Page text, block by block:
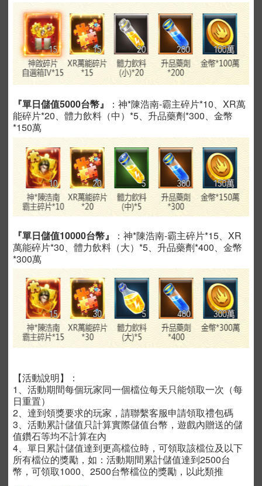
『單日儲值5000台幣』
：神*陳浩南-霸主碎片*10、XR萬
能碎片*20、體力飲料（中）*5、升品藥劑*300、金幣
*150萬
『單日儲值10000台幣』
：神*陳浩南-霸主碎片*15、XR
萬能碎片*30、體力飲料（大）*5、升品藥劑*400、金幣
*300萬
【活動說明】：
1、活動期間每個玩家同一個檔位每天只能領取一次（每
日重置）
2、達到領獎要求的玩家，請聯繫客服申請領取禮包碼
3、活動累計儲值只計算實際儲值台幣，遊戲內贈送的儲
值鑽石等均不計算在內
4、單日累計儲值達到更高檔位時，可領取該檔位及以下
所有檔位的獎勵，如：活動期間累計儲值達到2500台
幣，可領取1000、2500台幣檔位的獎勵，以此類推